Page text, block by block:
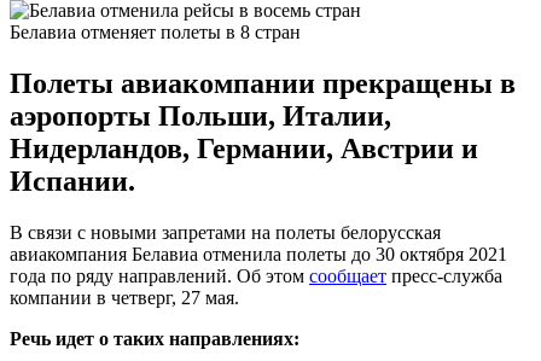
Белавиа отменяет полеты в 8 стран
Полеты авиакомпании прекращены в
аэропорты Польши, Италии,
Нидерландов, Германии, Австрии и
Испании.
В связи с новыми запретами на полеты белорусская
авиакомпания Белавиа отменила полеты до 30 октября 2021
года по ряду направлений. Об этом сообщает пресс-служба
компании в четверг, 27 мая.
Речь идет о таких направлениях: